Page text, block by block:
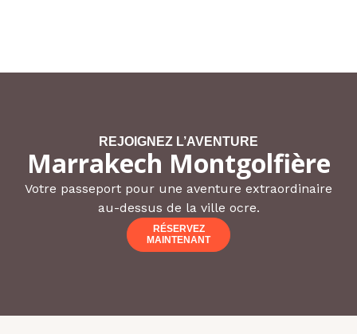
REJOIGNEZ L’AVENTURE
Marrakech Montgolfière
Votre passeport pour une aventure extraordinaire
au-dessus de la ville ocre.
RÉSERVEZ
MAINTENANT